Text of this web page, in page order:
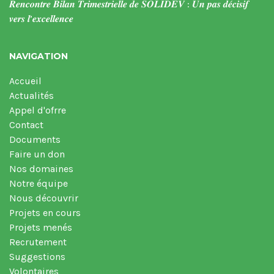
𝑹𝒆𝒏𝒄𝒐𝒏𝒕𝒓𝒆 𝑩𝒊𝒍𝒂𝒏 𝑻𝒓𝒊𝒎𝒆𝒔𝒕𝒓𝒊𝒆𝒍𝒍𝒆 𝒅𝒆 𝑺𝑶𝑳𝑰𝑫𝑬𝑽 : 𝑼𝒏 𝒑𝒂𝒔 𝒅𝒆́𝒄𝒊𝒔𝒊𝒇
𝒗𝒆𝒓𝒔 𝒍’𝒆𝒙𝒄𝒆𝒍𝒍𝒆𝒏𝒄𝒆
NAVIGATION
Accueil
Actualités
Appel d'ofrre
Contact
Documents
Faire un don
Nos domaines
Notre équipe
Nous découvrir
Projets en cours
Projets menés
Recrutement
Suggestions
Volontaires